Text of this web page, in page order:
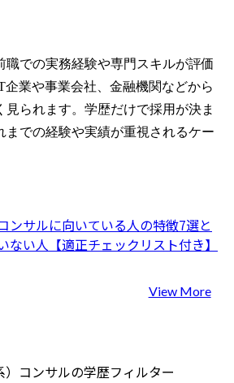
職での実務経験や専門スキルが評価
企業や事業会社、金融機関などから
見られます。学歴だけで採用が決ま
までの経験や実績が重視されるケー
ンサルに向いている人の特徴7選と
ない人【適正チェックリスト付き】
View More
コンサルの学歴フィルター